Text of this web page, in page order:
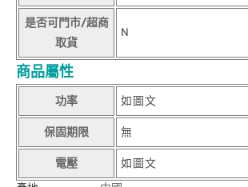
是否可門市/超商
取貨
N
商品屬性
功率 如圖文
保固期限 無
電壓
如圖文